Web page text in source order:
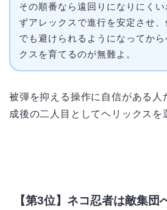
その順番なら遠回りになりにくい
ずアレックスで進行を安定させ
でも避けられるようになってから
クスを育てるのが無難よ。
被弾を抑える操作に自信がある人
成後の二人目としてヘリックスを
【第3位】ネコ忍者は敵集団